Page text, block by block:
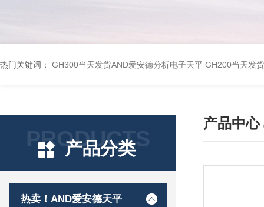
热门关键词： GH300当天发货AND爱安德分析电子天平 GH200当天发
PRODUCTS
产品分类
热卖！AND爱安德天平
产品中心